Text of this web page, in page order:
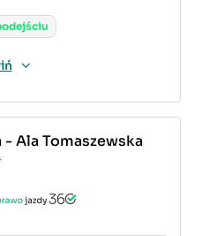
Ala Tomaszewska